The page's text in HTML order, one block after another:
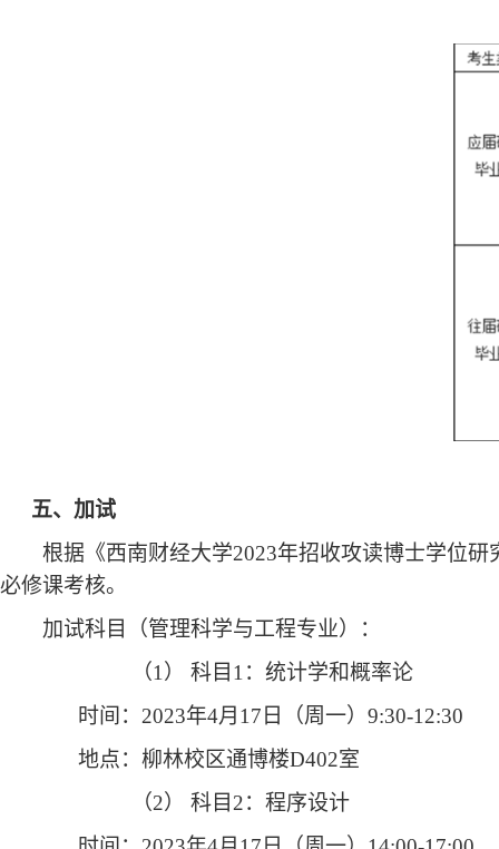
五、加试
根据《西南财经大学2023年招收攻读博士学位
必修课考核。
加试科目（管理科学与工程专业）：
（1） 科目1：统计学和概率论
时间：2023年4月17日（周一）9:30-12:30
地点：柳林校区通博楼D402室
（2） 科目2：程序设计